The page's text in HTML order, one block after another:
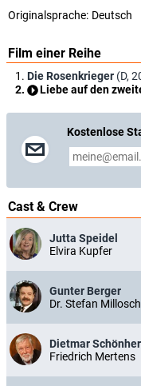
Originalsprache: Deutsch
Film einer Reihe
Die Rosenkrieger (D,
Liebe auf den
Kostenlose
Cast & Crew
Jutta Speidel
Elvira Kupfer
Gunter Berger
Dr. Stefan
Dietmar
Friedrich Mertens